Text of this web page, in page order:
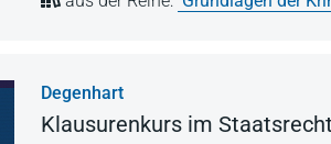
Degenhart
Klausurenkurs im